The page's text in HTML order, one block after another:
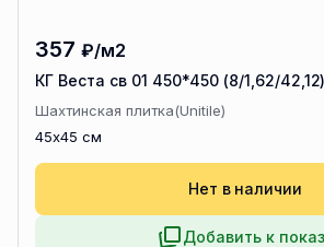
357 ₽/м2
КГ Веста св 01 450*450 (8/1,62/
Шахтинская плитка(Unitile)
45x45 см
Нет в наличии
Добавить к